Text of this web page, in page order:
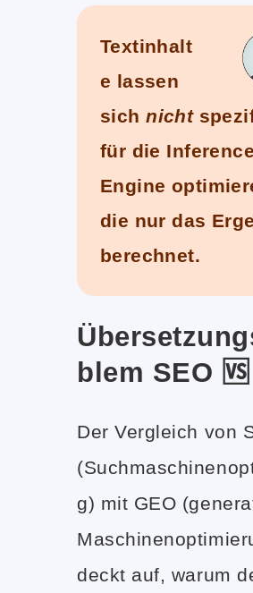
Textinhalt
e lassen
sichnicht
für die Inference
Engine
die nur das
berechnet.
blem SEO
Der Vergleich von
g) mit GEO
deckt auf, warum